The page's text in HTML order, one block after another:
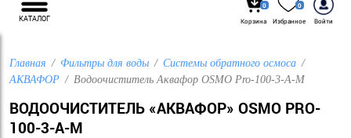
КАТАЛОГ
0
Корзина
0
Избранное
Войти
Главная Фильтры для воды
Системы обратного осмоса
АКВАФОР
Водоочиститель Аквафор OSMO Pro-100-3-А-М
ВОДООЧИСТИТЕЛЬ «АКВАФОР» OSMO PRO-
100-3-А-М